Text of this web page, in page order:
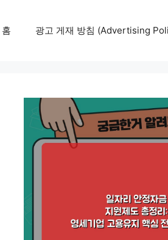
홈 광고 게재 방침 (Advertising